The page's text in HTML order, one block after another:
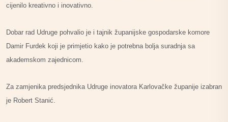
cijenilo kreativno i inovativno.
Dobar rad Udruge pohvalio je i tajnik županijske gospodarske komore
Damir Furdek koji je primjetio kako je potrebna bolja suradnja sa
akademskom zajednicom.
Za zamjenika predsjednika Udruge inovatora Karlovačke županije izabran
je Robert Stanić.